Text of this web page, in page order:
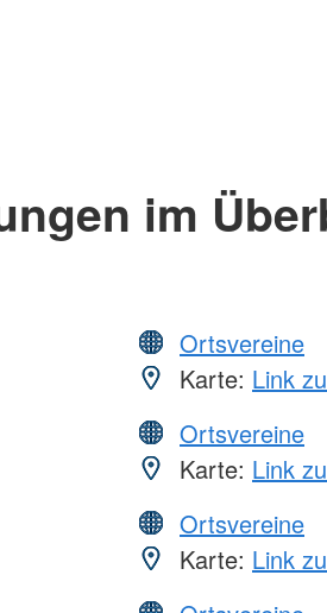
im
Ortsvereine
Karte: Link
Ortsvereine
Karte: Link
Ortsvereine
Karte: Link